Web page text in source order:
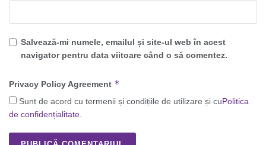
Salvează-mi numele, emailul și site-ul web în acest
navigator pentru data viitoare când o să comentez.
Privacy Policy Agreement *
Sunt de acord cu termenii și condițiile de utilizare și cuPolitica
de confidențialitate.